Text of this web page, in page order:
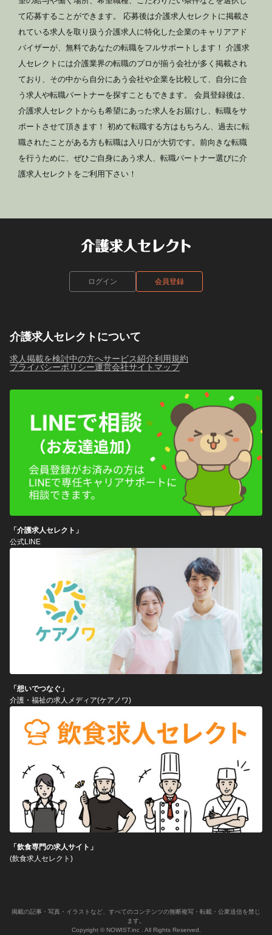
て応募することができます。 応募後は介護求人セレクトに掲載さ
れている求人を取り扱う介護求人に特化した企業のキャリアアド
バイザーが、無料であなたの転職をフルサポートします！ 介護求
人セレクトには介護業界の転職のプロが揃う会社が多く掲載され
ており、その中から自分にあう会社や企業を比較して、自分に合
う求人や転職パートナーを探すこともできます。 会員登録後は、
介護求人セレクトからも希望にあった求人をお届けし、転職をサ
ポートさせて頂きます！ 初めて転職する方はもちろん、過去に転
職されたことがある方も転職は入り口が大切です。前向きな転職
を行うために、ぜひご自身にあう求人、転職パートナー選びに介
護求人セレクトをご利用下さい！
ログイン 会員登録
介護求人セレクトについて
求人掲載を検討中の方へサービス紹介利用規約
プライバシーポリシー運営会社サイトマップ
「介護求人セレクト」
公式LINE
「想いでつなぐ」
介護・福祉の求人メディア(ケアノワ)
「飲食専門の求人サイト」
(飲食求人セレクト)
掲載の記事・写真・イラストなど、すべてのコンテンツの無断複写・転載・公衆送信を禁じ
ます。
Copyright © NOWIST.inc . All Rights Reserved.